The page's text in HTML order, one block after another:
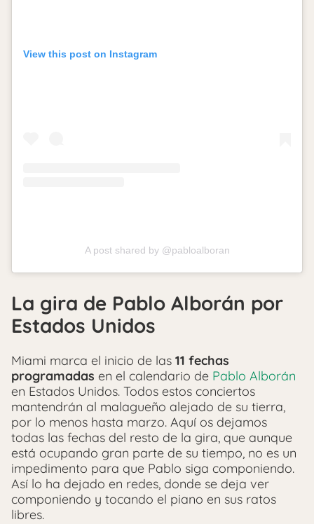
View this post on Instagram
A post shared by @pabloalboran
La gira de Pablo Alborán por
Estados Unidos
Miami marca el inicio de las 11 fechas
programadas en el calendario de Pablo Alborán
en Estados Unidos. Todos estos conciertos
mantendrán al malagueño alejado de su tierra,
por lo menos hasta marzo. Aquí os dejamos
todas las fechas del resto de la gira, que aunque
está ocupando gran parte de su tiempo, no es un
impedimento para que Pablo siga componiendo.
Así lo ha dejado en redes, donde se deja ver
componiendo y tocando el piano en sus ratos
libres.